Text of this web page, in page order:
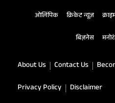
ओलिंपिक क्रिकेट न्यूज़
बिज़नेस
About Us Contact Us
Privacy Policy
Disclaimer